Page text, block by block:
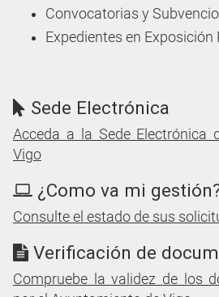
Convocatorias y
Expedientes en Exposición
Sede Electrónica
Acceda a la Sede Electrónica
Vigo
¿Como va mi
Consulte el estado de sus
Verificación de
Compruebe la validez de los